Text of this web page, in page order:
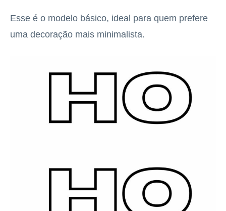
Esse é o modelo básico, ideal para quem prefere
uma decoração mais minimalista.